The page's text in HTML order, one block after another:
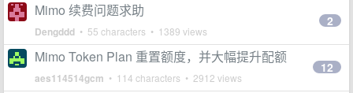
Mimo 续费问题求助
Dengddd • 55 characters • 1389 views
2
Mimo Token Plan 重置额度，并大幅提升配额
aes114514gcm • 114 characters • 2912 views
12